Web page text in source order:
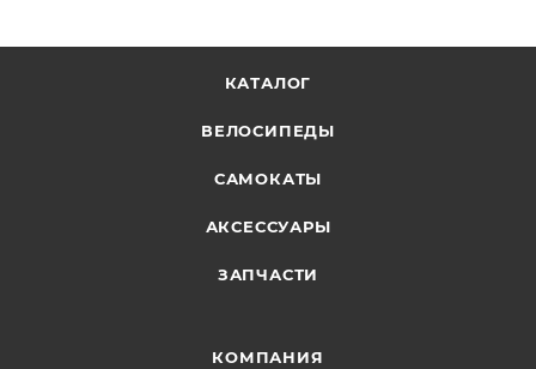
КАТАЛОГ
ВЕЛОСИПЕДЫ
САМОКАТЫ
АКСЕССУАРЫ
ЗАПЧАСТИ
КОМПАНИЯ